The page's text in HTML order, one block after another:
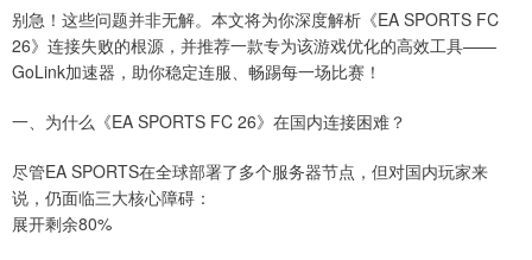
别急！这些问题并非无解。本文将为你深度解析《EA SPORTS FC
26》连接失败的根源，并推荐一款专为该游戏优化的高效工具——
GoLink加速器，助你稳定连服、畅踢每一场比赛！
一、为什么《EA SPORTS FC 26》在国内连接困难？
尽管EA SPORTS在全球部署了多个服务器节点，但对国内玩家来
说，仍面临三大核心障碍：
展开剩余80%